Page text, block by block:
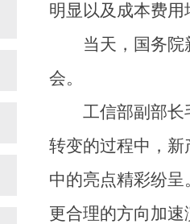
明显以及成本费
当天，国务院新
会。
工信部副部长毛
转变的过程中，
中的亮点精彩纷
更合理的方向加